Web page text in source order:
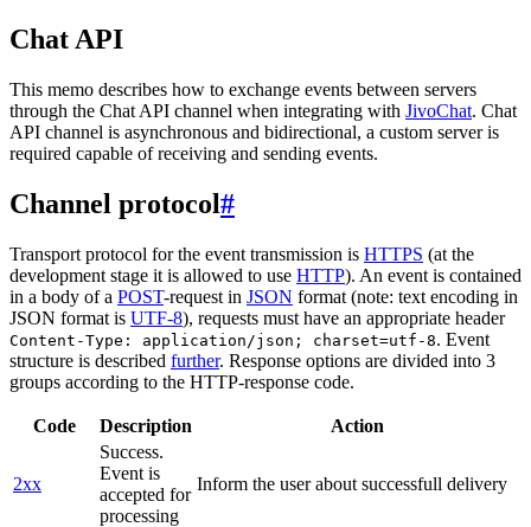
Chat API
This memo describes how to exchange events between servers
through the Chat API channel when integrating with JivoChat. Chat
API channel is asynchronous and bidirectional, a custom server is
required capable of receiving and sending events.
Channel protocol#
Transport protocol for the event transmission is HTTPS (at the
development stage it is allowed to use HTTP). An event is contained
in a body of a POST-request in JSON format (note: text encoding in
JSON format is UTF-8), requests must have an appropriate header
Content-Type: application/json; charset=utf-8. Event
structure is described further. Response options are divided into 3
groups according to the HTTP-response code.
Code Description Action
2xx
Success.
Event is
accepted for
processing
Inform the user about successfull delivery